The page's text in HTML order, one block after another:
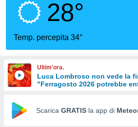
per
le
di
Web
28°
Temp. percepita 34°
Ultim'ora.
Luca Lombroso non vede la
"Ferragosto 2026 potrebbe
Scarica GRATIS la app di